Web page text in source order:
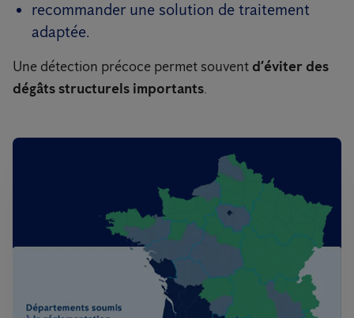
recommander une solution de traitement
adaptée.
Une détection précoce permet souvent d’éviter des
dégâts structurels importants.